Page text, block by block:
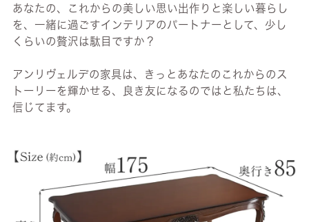
あなたの、これからの美しい思い出作りと楽しい暮らし
を、一緒に過ごすインテリアのパートナーとして、少し
くらいの贅沢は駄目ですか？
アンリヴェルデの家具は、きっとあなたのこれからのス
トーリーを輝かせる、良き友になるのではと私たちは、
信じてます。